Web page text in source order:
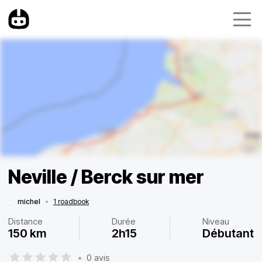
Neville / Berck sur mer
michel • 1 roadbook
Distance
150 km
Durée
2h15
Niveau
Débutant
• 0 avis